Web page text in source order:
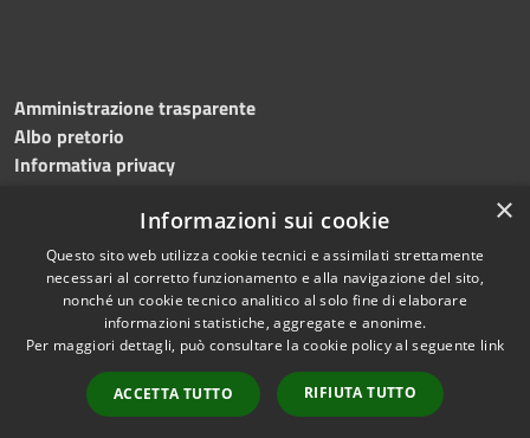
Amministrazione trasparente
Albo pretorio
Informativa privacy
Dichiarazione di accessibilità Meccanismo di feedback
RSS
Accessibilità
Copyright © 2026 • Comune di
Bitonto • Powered by
Municipium•
Accesso
redazione
×
Informazioni sui cookie
Questo sito web utilizza cookie tecnici e assimilati strettamente
necessari al corretto funzionamento e alla navigazione del sito,
nonché un cookie tecnico analitico al solo fine di elaborare
informazioni statistiche, aggregate e anonime.
Per maggiori dettagli, può consultare la cookie policy al seguente link
ACCETTA TUTTO RIFIUTA TUTTO